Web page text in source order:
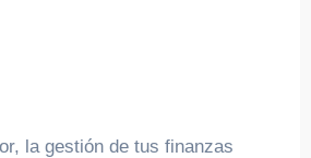
la gestión de tus finanzas